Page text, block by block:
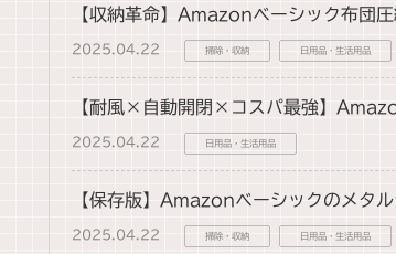
【収納革命】Amazonベーシック布団
2025.04.22 掃除・収納 日用品・生活用品
【耐風×自動開閉×コスパ最強】
2025.04.22 日用品・生活用品
【保存版】Amazonベーシックのメ
2025.04.22 掃除・収納 日用品・生活用品